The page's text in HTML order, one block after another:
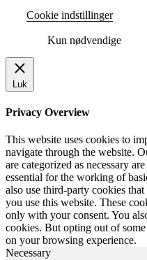
Cookie indstillinger
Kun nødvendige
Luk
Privacy Overview
This website uses cookies to
navigate through the website.
are categorized as necessary
essential for the working of
also use third-party cookies
you use this website. These
only with your consent. You
cookies. But opting out of
on your browsing experience.
Necessary